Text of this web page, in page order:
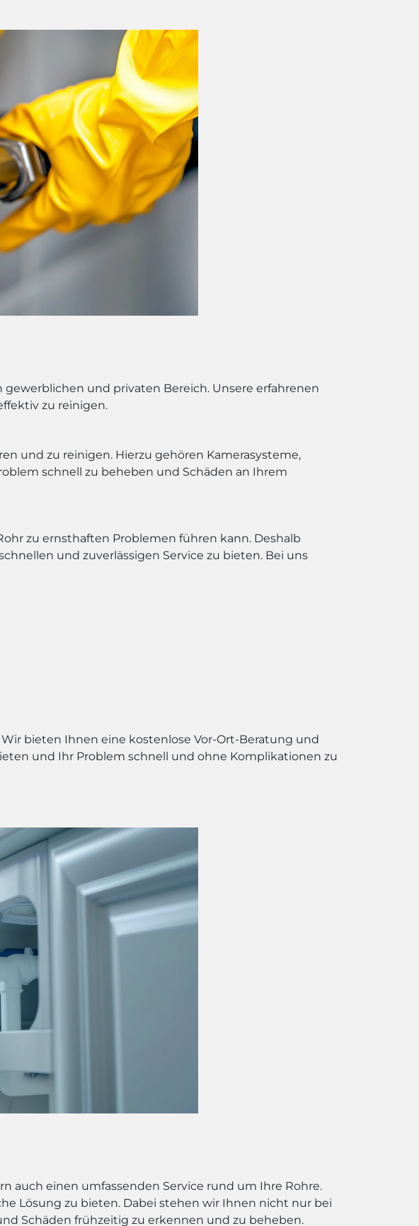
und privaten Bereich. Unsere erfahrenen
zu reinigen.
und zu reinigen. Hierzu gehören Kamerasysteme,
schnell zu beheben und Schäden an Ihrem
zu ernsthaften Problemen führen kann. Deshalb
und zuverlässigen Service zu bieten. Bei uns
bieten Ihnen eine kostenlose Vor-Ort-Beratung und
und Ihr Problem schnell und ohne Komplikationen zu
auch einen umfassenden Service rund um Ihre Rohre.
Lösung zu bieten. Dabei stehen wir Ihnen nicht nur bei
Schäden frühzeitig zu erkennen und zu beheben.